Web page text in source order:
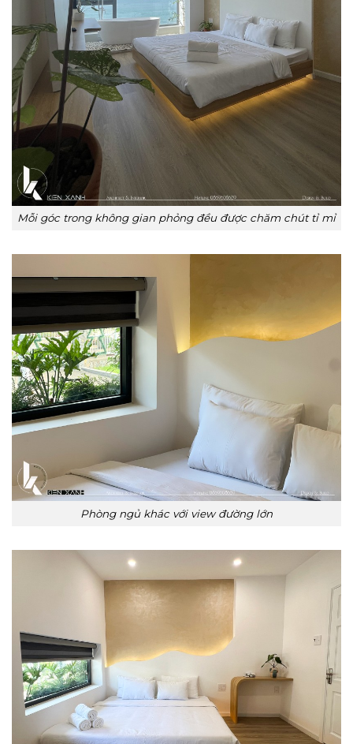
Mỗi góc trong không gian phỏng đều được chăm chút tỉ mỉ
Phòng ngủ khác với view đường lớn